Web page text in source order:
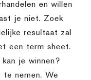
en willen
je niet. Zoek
resultaat zal
een term sheet.
je winnen?
nemen. We